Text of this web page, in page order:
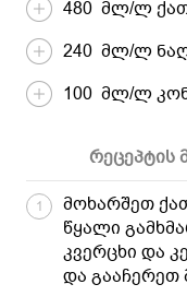
480 მლ/ლ
240 მლ/ლ
100 მლ/ლ
რეცეპტის
1
მოხარშეთ
წყალი
კვერცხი და
და გააჩერეთ